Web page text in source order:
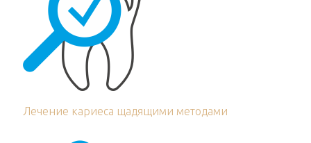
Лечение кариеса щадящими методами